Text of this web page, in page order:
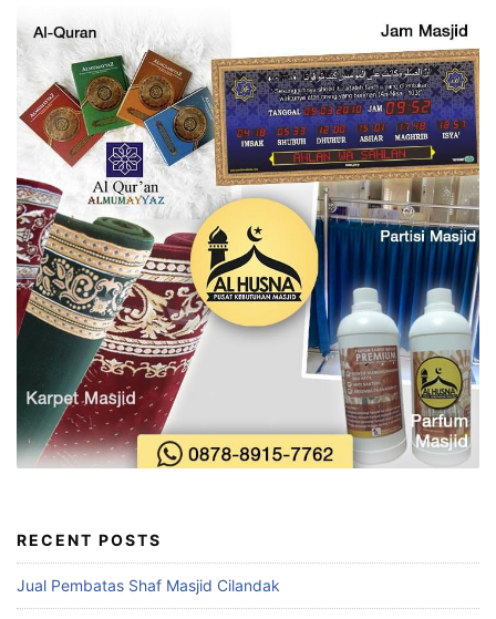
RECENT POSTS
Jual Pembatas Shaf Masjid Cilandak